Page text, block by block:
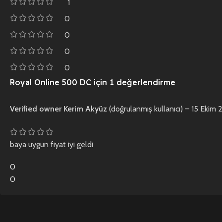
1
0
0
0
0
Royal Online 500 DC için 1 değerlendirme
Verified owner Kerim Akyüz (doğrulanmış kullanıcı) – 15 Ekim
baya uygun fiyat iyi geldi
0
0